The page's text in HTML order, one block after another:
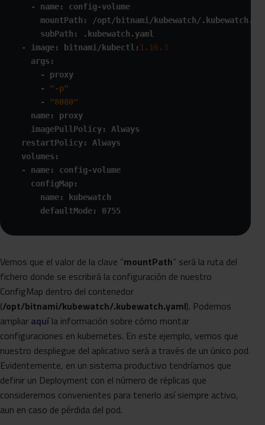
    - name: config-volume
mountPath: /opt/bitnami/kubewatch/
      subPath: .kubewatch.yaml
  - image: bitnami/kubectl:
1.16.3
    args:
      - proxy
      -
"-p"
      -
"8080"
    name: proxy
    imagePullPolicy: Always
  restartPolicy: Always
  volumes:
  - name: config-volume
    configMap:
      name: kubewatch
      defaultMode: 0755
Vemos que el valor de la clave “mountPath” será la ruta del
fichero donde se escribirá la configuración de nuestro
ConfigMap dentro del contenedor
(/opt/bitnami/kubewatch/.kubewatch.yaml). Podemos
ampliar aquíla información sobre cómo montar
configuraciones en kubernetes. En este ejemplo, vemos que
nuestro despliegue del aplicativo será a través de un único pod.
Evidentemente, en un sistema productivo tendríamos que
definir un Deployment con el número de réplicas que
consideremos convenientes para tenerlo así siempre activo,
aun en caso de pérdida del pod.